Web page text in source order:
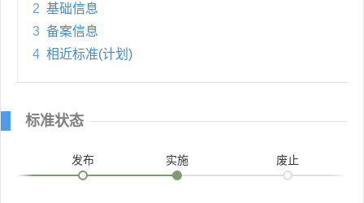
2 基础信息
3 备案信息
4 相近标准(计划)
标准状态
发布 实施 废止